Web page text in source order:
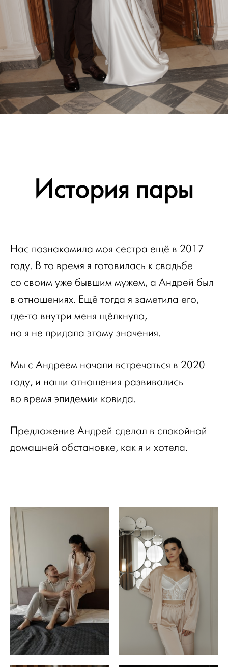
История пары
Нас познакомила моя сестра ещё в 2017
году. В то время я готовилась к свадьбе
со своим уже бывшим мужем, а Андрей был
в отношениях. Ещё тогда я заметила его,
где-то внутри меня щёлкнуло,
но я не придала этому значения.
Мы с Андреем начали встречаться в 2020
году, и наши отношения развивались
во время эпидемии ковида.
Предложение Андрей сделал в спокойной
домашней обстановке, как я и хотела.